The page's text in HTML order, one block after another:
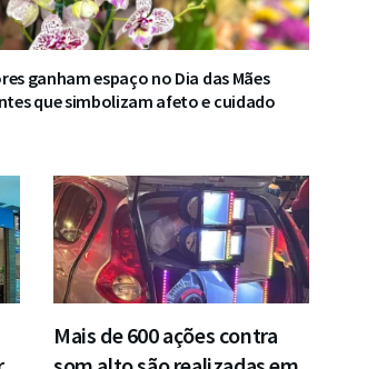
ganham espaço no Dia das Mães
que simbolizam afeto e cuidado
Mais de 600 ações contra